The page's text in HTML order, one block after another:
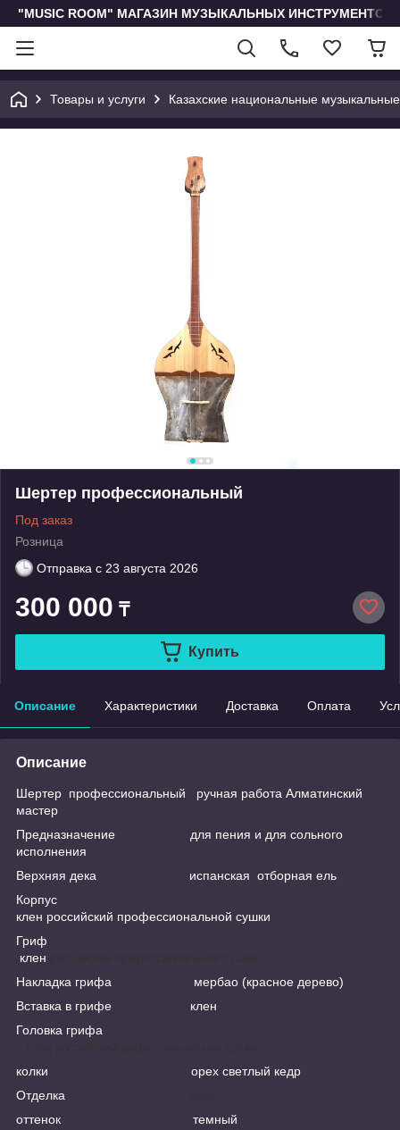
"MUSIC ROOM" МАГАЗИН МУЗЫКАЛЬНЫХ
Товары и услуги Казахские национальные
Шертер профессиональный
Под заказ
Розница
Отправка с 23 августа 2026
300 000 ₸
Купить
Описание Характеристики Доставка Оплата
Описание
Шертер профессиональный ручная работа Алматинский
мастер
Предназначение для пения и для сольного
исполнения
Верхняя дека испанская отборная ель
Корпус
клен российский профессиональной сушки
Гриф
клен
Накладка грифа мербао (красное дерево)
Вставка в грифе клен
Головка грифа
колки орех светлый кедр
Отделка
оттенок темный